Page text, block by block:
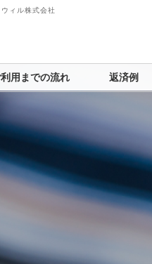
ィル株式会社
用までの流れ 返済例